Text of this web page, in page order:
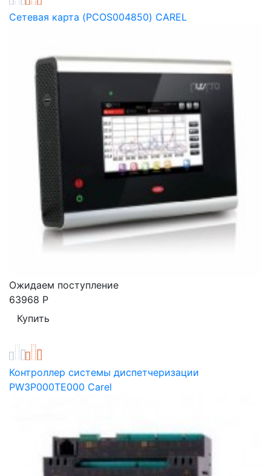
Сетевая карта (PCOS004850) CAREL
Ожидаем поступление
63968 Р
Контроллер системы диспетчеризации
PW3P000TE000 Carel